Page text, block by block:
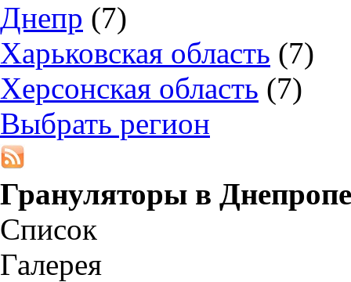
Днепр (7)
Харьковская область (7)
Херсонская область (7)
Выбрать регион
Грануляторы в
Список
Галерея